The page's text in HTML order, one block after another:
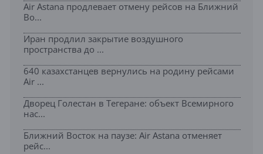
Air Astana продлевает отмену рейсов на Ближний
Во...
Иран продлил закрытие воздушного
пространства до ...
640 казахстанцев вернулись на родину рейсами
Air ...
Дворец Голестан в Тегеране: объект Всемирного
нас...
Ближний Восток на паузе: Air Astana отменяет
рейс...